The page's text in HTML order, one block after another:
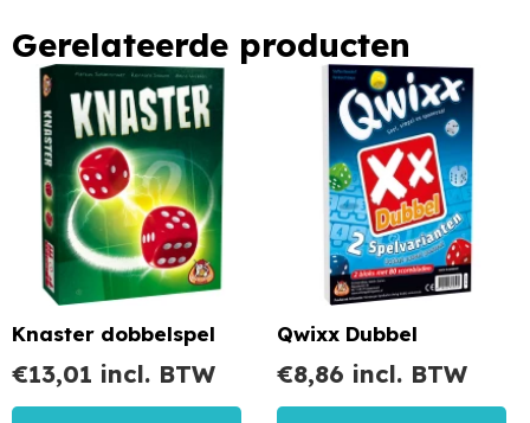
Gerelateerde producten
Knaster dobbelspel
€13,01 incl. BTW
Qwixx Dubbel
€8,86 incl. BTW